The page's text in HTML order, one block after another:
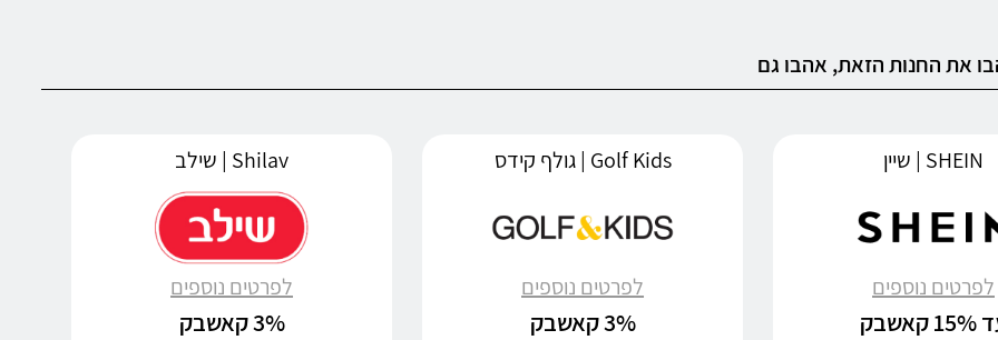
את החנות הזאת, אהבו גם
SHEIN | שיין
לפרטים נוספים
קאשבק
Golf Kids | גולף קידס
לפרטים נוספים
3% קאשבק
Shilav | שילב
לפרטים נוספים
3% קאשבק